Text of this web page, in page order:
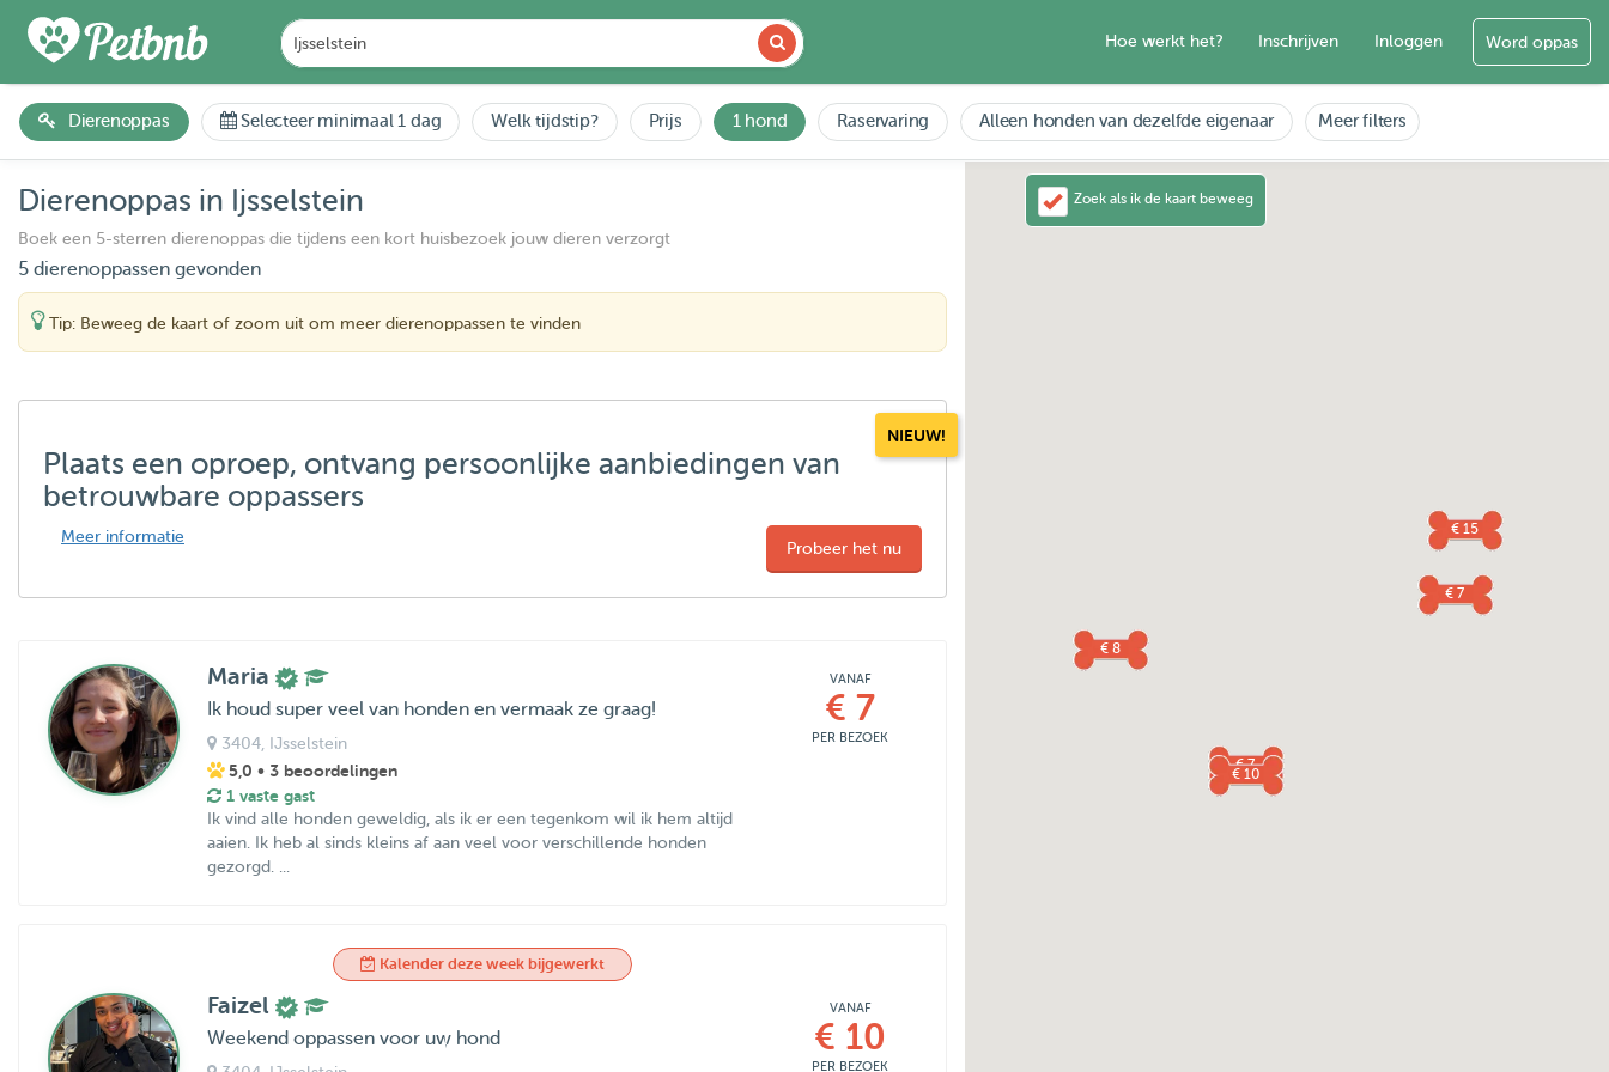
Hoe werkt het? Inschrijven Inloggen Word oppas
Dierenoppas Selecteer minimaal 1 dag Welk tijdstip? Prijs 1 hond Raservaring Alleen honden van dezelfde eigenaar Meer filters
Dierenoppas in Ijsselstein
Boek een 5-sterren dierenoppas die tijdens een kort huisbezoek jouw dieren verzorgt
5 dierenoppassen gevonden
Tip: Beweeg de kaart of zoom uit om meer dierenoppassen te vinden
NIEUW!
Plaats een oproep, ontvang persoonlijke aanbiedingen van
betrouwbare oppassers
Meer informatie
Probeer het nu
Maria
Ik houd super veel van honden en vermaak ze graag!
3404, IJsselstein
5,0 • 3 beoordelingen
1 vaste gast
Ik vind alle honden geweldig, als ik er een tegenkom wil ik hem altijd
aaien. Ik heb al sinds kleins af aan veel voor verschillende honden
gezorgd. ...
VANAF
€ 7
PER BEZOEK
Kalender deze week bijgewerkt
Faizel
Weekend oppassen voor uw hond
VANAF
€ 10
PER BEZOEK
€ 7
€ 10
€ 8
€ 15
€ 7
Zoek als ik de kaart beweeg